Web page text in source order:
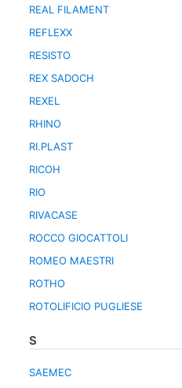
REAL FILAMENT
REFLEXX
RESISTO
REX SADOCH
REXEL
RHINO
RI.PLAST
RICOH
RIO
RIVACASE
ROCCO GIOCATTOLI
ROMEO MAESTRI
ROTHO
ROTOLIFICIO PUGLIESE
S
SAEMEC